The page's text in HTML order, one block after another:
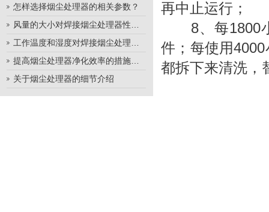
怎样选择烟尘处理器的相关参数？
关于烟尘处理器的细节介绍
再中止运行；
8、每1800小
件；每使用
都拆下来清洗，